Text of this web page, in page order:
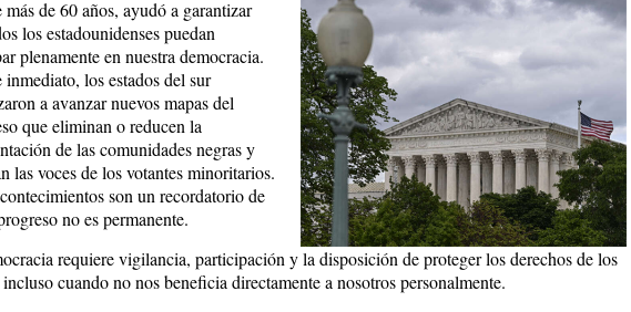
más de 60 años, ayudó a garantizar
los estadounidenses puedan
plenamente en nuestra democracia.
inmediato, los estados del sur
a avanzar nuevos mapas del
que eliminan o reducen la
de las comunidades negras y
las voces de los votantes minoritarios.
son un recordatorio de
no es permanente.
requiere vigilancia, participación y la disposición de proteger los derechos de los
incluso cuando no nos beneficia directamente a nosotros personalmente.